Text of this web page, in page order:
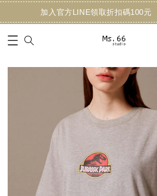
加入官方LINE領取折扣碼100元